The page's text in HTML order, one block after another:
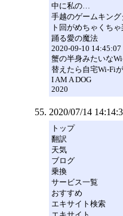
中に私の…
手越のゲームキング
ト回がめちゃくち
踊る愛の魔法
2020-09-10 14:45:07
蟹の半身みたいな
替えたら自宅Wi-Fi
I AM A DOG
2020
2020/07/14
トップ
翻訳
天気
ブログ
乗換
サービス一覧
おすすめ
エキサイト検索